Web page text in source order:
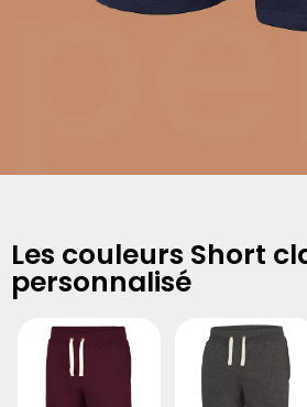
Les couleurs Short
personnalisé